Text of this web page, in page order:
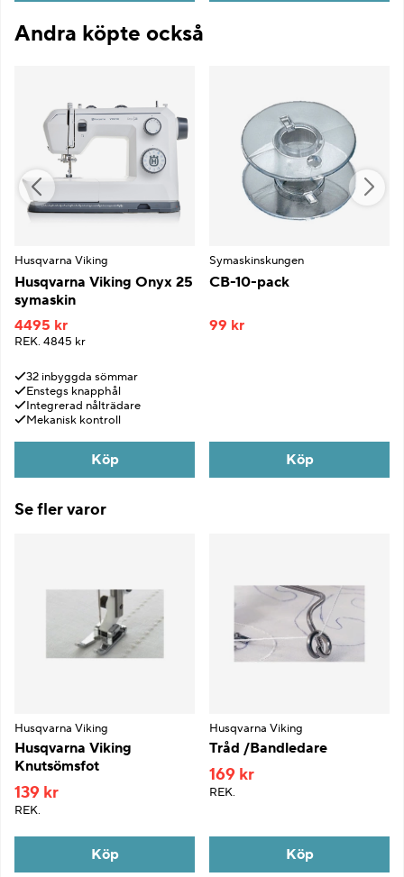
Andra köpte också
Husqvarna Viking
Husqvarna Viking Onyx 25
symaskin
4495 kr
REK. 4845 kr
32 inbyggda sömmar
Enstegs knapphål
Integrerad nålträdare
Mekanisk kontroll
Köp
Symaskinskungen
CB-10-pack
99 kr
Köp
Se fler varor
Husqvarna Viking
Husqvarna Viking
Knutsömsfot
139 kr
REK.
Köp
Husqvarna Viking
Tråd /Bandledare
169 kr
REK.
Köp